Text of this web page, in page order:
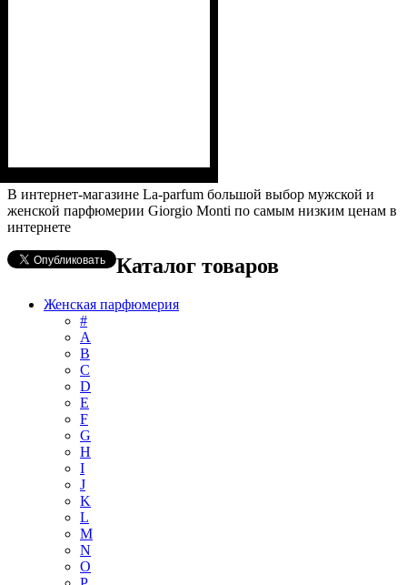
В интернет-магазине La-parfum большой выбор мужской и
женской парфюмерии Giorgio Monti по самым низким ценам в
интернете
Каталог товаров
Женская парфюмерия
#
А
B
C
D
E
F
G
H
I
J
K
L
M
N
O